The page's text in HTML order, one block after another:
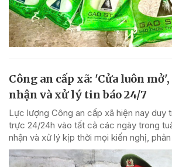
Công an cấp xã: 'Cửa luôn
nhận và xử lý tin báo 24/7
Lực lượng Công an cấp xã hiện nay duy
trực 24/24h vào tất cả các ngày trong
nhận và xử lý kịp thời mọi kiến nghị,